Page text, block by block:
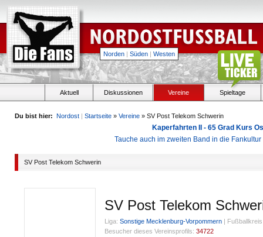
Norden | Süden | Westen
Aktuell Diskussionen Vereine Spieltage
Du bist hier: Nordost | Startseite » Vereine » SV Post Telekom Schwerin
Kaperfahrten II - 65 Grad Kurs
Tauche auch im zweiten Band in die
SV Post Telekom Schwerin
SV Post Telekom
Liga: Sonstige Mecklenburg-Vorpommern |
Besucher dieses Vereinsprofils: 34722